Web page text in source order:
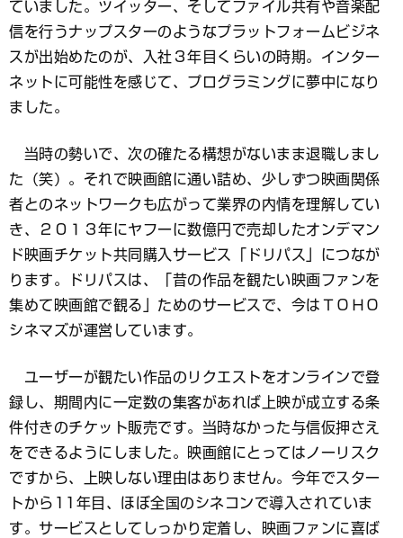
ていました。ツイッター、そしてファイル共有や音楽配
信を行うナップスターのようなプラットフォームビジネ
スが出始めたのが、入社３年目くらいの時期。インター
ネットに可能性を感じて、プログラミングに夢中になり
ました。
当時の勢いで、次の確たる構想がないまま退職しまし
た（笑）。それで映画館に通い詰め、少しずつ映画関係
者とのネットワークも広がって業界の内情を理解してい
き、２０１３年にヤフーに数億円で売却したオンデマン
ド映画チケット共同購入サービス「ドリパス」につなが
ります。ドリパスは、「昔の作品を観たい映画ファンを
集めて映画館で観る」ためのサービスで、今はＴＯＨＯ
シネマズが運営しています。
ユーザーが観たい作品のリクエストをオンラインで登
録し、期間内に一定数の集客があれば上映が成立する条
件付きのチケット販売です。当時なかった与信仮押さえ
をできるようにしました。映画館にとってはノーリスク
ですから、上映しない理由はありません。今年でスター
トから11年目、ほぼ全国のシネコンで導入されていま
す。サービスとしてしっかり定着し、映画ファンに喜ば